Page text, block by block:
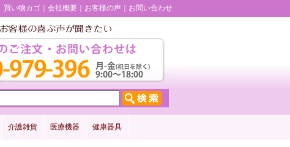
買い物カゴ 会社概要 お客様の声 お問い合わせ
介護雑貨 医療機器 健康器具